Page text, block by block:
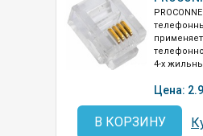
4-х
Цена:
В КОРЗИНУ